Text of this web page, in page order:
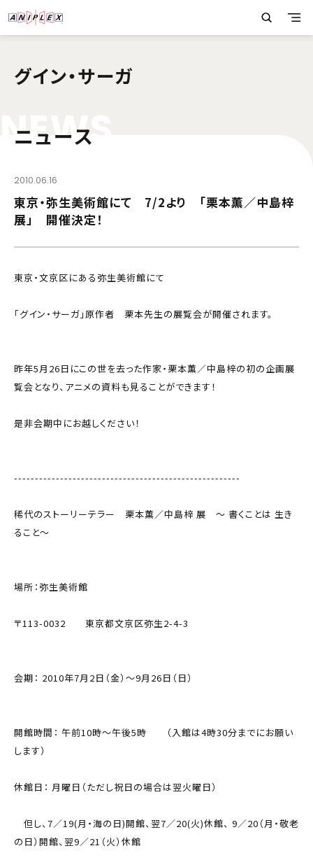
グイン・サーガ
NEWS
ニュース
2010.06.16
東京・弥生美術館にて 7/2より 「栗本薫／中島梓
展」 開催決定！
東京・文京区にある弥生美術館にて
「グイン・サーガ」原作者 栗本先生の展覧会が開催されます。
昨年5月26日にこの世を去った作家・栗本薫／中島梓の初の企画展
覧会となり、アニメの資料も見ることができます！
是非会期中にお越しください！
------------------------------------------------------
稀代のストーリーテラー 栗本薫／中島梓 展 〜 書くことは 生き
ること〜
場所：弥生美術館
〒113-0032 東京都文京区弥生2-4-3
会期： 2010年7月2日（金）〜9月26日（日）
開館時間： 午前10時〜午後5時 （入館は4時30分までにお願い
します）
休館日： 月曜日（ただし祝日の場合は翌火曜日）
但し、7／19(月・海の日)開館、翌7／20(火)休館、 9／20（月・敬老
の日）開館、翌9／21（火）休館